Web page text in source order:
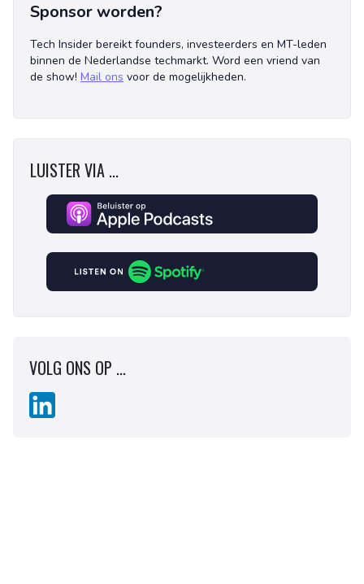
Sponsor worden?
Tech Insider bereikt founders, investeerders en MT-leden
binnen de Nederlandse techmarkt. Word een vriend van
de show! Mail ons voor de mogelijkheden.
LUISTER VIA ...
VOLG ONS OP ...